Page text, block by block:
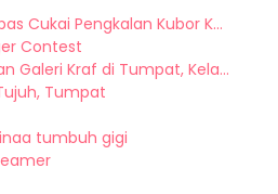
Cukai Pengkalan Kubor K...
Contest
Galeri Kraf di Tumpat, Kela...
Tumpat
tumbuh gigi